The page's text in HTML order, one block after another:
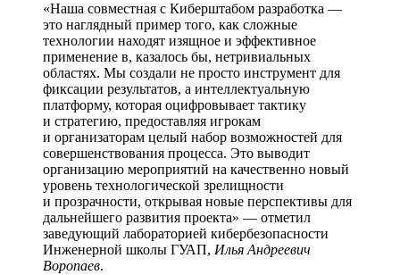
«Наша совместная с Киберштабом разработка —
это наглядный пример того, как сложные
технологии находят изящное и эффективное
применение в, казалось бы, нетривиальных
областях. Мы создали не просто инструмент для
фиксации результатов, а интеллектуальную
платформу, которая оцифровывает тактику
и стратегию, предоставляя игрокам
и организаторам целый набор возможностей для
совершенствования процесса. Это выводит
организацию мероприятий на качественно новый
уровень технологической зрелищности
и прозрачности, открывая новые перспективы для
дальнейшего развития проекта» — отметил
заведующий лабораторией кибербезопасности
Инженерной школы ГУАП, Илья Андреевич
Воропаев.